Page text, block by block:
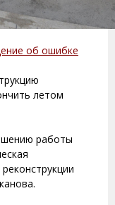
об ошибке
летом
работы